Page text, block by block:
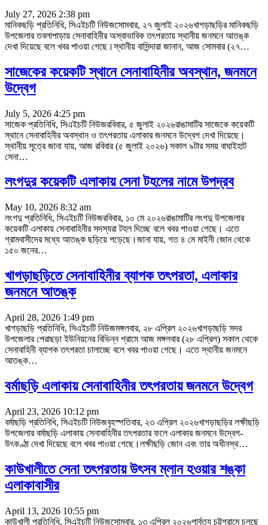
July 27, 2026 2:38 pm
মানিকছড়ি প্রতিনিধি, সিএইচটি নিউজসোমবার, ২৭ জুলাই ২০২৬খাগড়াছড়ির মানিকছড়ি
উপজেলার তবলাপাড়ায় সেনাবাহিনীর অস্বাভাবিক তৎপরতায় স্থানীয় জনমনে আতঙ্ক
দেখা দিয়েছে বলে খবর পাওয়া গেছে।স্থানীয় বাসিন্দারা জানান, আজ সোমবার (২৭…
সাজেকের কয়েকটি স্থানে সেনাবাহিনীর অবস্থান, জনমনে
উদ্বেগ
July 5, 2026 4:25 pm
সাজেক প্রতিনিধি, সিএইচটি নিউজরবিবার, ৫ জুলাই ২০২৬রাঙামাটির সাজেকে কয়েকটি
স্থানে সেনাবাহিনীর অবস্থান ও তৎপরতায় এলাকার জনমনে উদ্বেগ দেখা দিয়েছে।
স্থানীয় সূত্রে জানা যায়, আজ রবিবার (৫ জুলাই ২০২৬) সকাল ৯টার সময় বাঘাইহাট
সেনা…
লংগদুর কয়েকটি এলাকায় সেনা টহলের নামে উপদ্রব
May 10, 2026 8:32 am
লংগদু প্রতিনিধি, সিএইচটি নিউজরবিবার, ১০ মে ২০২৬রাঙামাটির লংগদু উপজেলার
কয়েকটি এলাকায় সেনাবাহিনীর সদস্যরা টহল দিচ্ছে বলে খবর পাওয়া গেছে। এতে
গ্রামবাসীদের মধ্যে আতঙ্ক ছড়িয়ে পড়েছে।জানা যায়, গত ৪ মে মাইনী জোন থেকে
১৫০ জনের…
খাগড়াছড়িতে সেনাবাহিনীর ব্যাপক তৎপরতা, এলাকার
জনমনে আতঙ্ক
April 28, 2026 1:49 pm
খাগড়াছড়ি প্রতিনিধি, সিএইচটি নিউজমঙ্গলবার, ২৮ এপ্রিল ২০২৬খাগড়াছড়ি সদর
উপজেলার পেরাছড়া ইউনিয়নের বিভিন্ন গ্রামে আজ মঙ্গলবার (২৮ এপ্রিল) সকাল থেকে
সেনাবাহিনী ব্যাপক তৎপরতা চালাচ্ছে বলে খবর পাওয়া গেছে। এতে স্থানীয় জনমনে
আতঙ্ক…
বর্মাছড়ি এলাকায় সেনাবাহিনীর তৎপরতায় জনমনে উদ্বেগ
April 23, 2026 10:12 pm
বর্মাছড়ি প্রতিনিধি, সিএইচটি নিউজবৃহস্পতিবার, ২৩ এপ্রিল ২০২৬খাগড়াছড়ির লক্ষীছড়ি
উপজেলার বর্মাছড়ি এলাকায় সেনাবাহিনীর তৎপরতার ফলে এলাকার জনমনে উদ্বেগ-
উৎকণ্ঠা দেখা দিয়েছে বলে খবর পাওয়া গেছে।লক্ষীছড়ি জোন এবং তার অধীনস্থ…
কাউখালীতে সেনা তৎপরতায় উৎসব ম্লান হওয়ার শঙ্কা
এলাকাবাসীর
April 13, 2026 10:55 pm
কাউখালী প্রতিনিধি, সিএইচটি নিউজসোমবার, ১৩ এপ্রিল ২০২৬পার্বত্য চট্টগ্রামে চলছে